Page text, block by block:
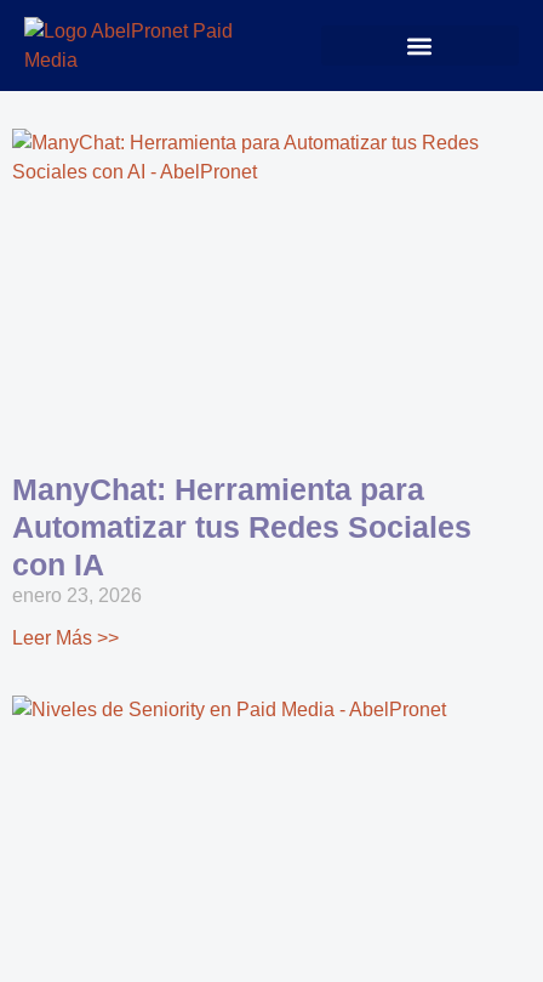
ManyChat: Herramienta para
Automatizar tus Redes Sociales
con IA
enero 23, 2026
Leer Más >>